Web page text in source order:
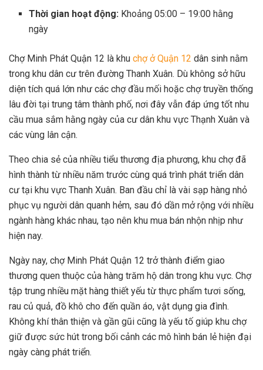
Thời gian hoạt động: Khoảng 05:00 – 19:00 hằng
ngày
Chợ Minh Phát Quận 12 là khu chợ ở Quận 12 dân sinh nằm
trong khu dân cư trên đường Thanh Xuân. Dù không sở hữu
diện tích quá lớn như các chợ đầu mối hoặc chợ truyền thống
lâu đời tại trung tâm thành phố, nơi đây vẫn đáp ứng tốt nhu
cầu mua sắm hằng ngày của cư dân khu vực Thạnh Xuân và
các vùng lân cận.
Theo chia sẻ của nhiều tiểu thương địa phương, khu chợ đã
hình thành từ nhiều năm trước cùng quá trình phát triển dân
cư tại khu vực Thanh Xuân. Ban đầu chỉ là vài sạp hàng nhỏ
phục vụ người dân quanh hẻm, sau đó dần mở rộng với nhiều
ngành hàng khác nhau, tạo nên khu mua bán nhộn nhịp như
hiện nay.
Ngày nay, chợ Minh Phát Quận 12 trở thành điểm giao
thương quen thuộc của hàng trăm hộ dân trong khu vực. Chợ
tập trung nhiều mặt hàng thiết yếu từ thực phẩm tươi sống,
rau củ quả, đồ khô cho đến quần áo, vật dụng gia đình.
Không khí thân thiện và gần gũi cũng là yếu tố giúp khu chợ
giữ được sức hút trong bối cảnh các mô hình bán lẻ hiện đại
ngày càng phát triển.